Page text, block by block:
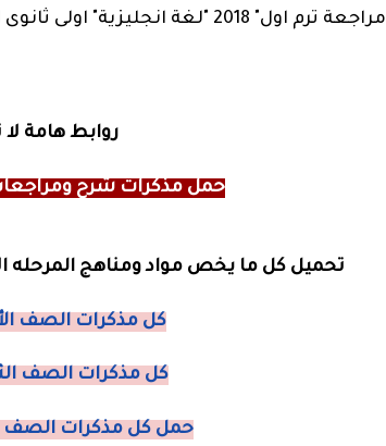
مراجعة ترم اول" 2018 "لغة انجليزية" اولى ثانوى المنهج الجديد 2018.
روابط هامة
حمل مذكرات شرح ومراجعات
تحميل كل ما يخص مواد ومناهج المرحله
كل مذكرات الصف
كل مذكرات الصف
حمل كل مذكرات الصف